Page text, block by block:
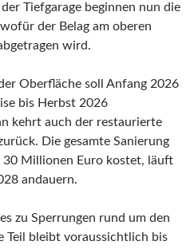
Tiefgarage beginnen nun die
der Belag am oberen
wird.
Oberfläche soll Anfang 2026
bis Herbst 2026
kehrt auch der restaurierte
Die gesamte Sanierung
30 Millionen Euro kostet, läuft
andauern.
zu Sperrungen rund um den
Teil bleibt voraussichtlich bis